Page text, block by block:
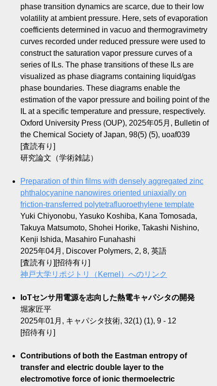
phase transition dynamics are scarce, due to their low
volatility at ambient pressure. Here, sets of evaporation
coefficients determined in vacuo and thermogravimetry
curves recorded under reduced pressure were used to
construct the saturation vapor pressure curves of a
series of ILs. The phase transitions of these ILs are
visualized as phase diagrams containing liquid/gas
phase boundaries. These diagrams enable the
estimation of the vapor pressure and boiling point of the
IL at a specific temperature and pressure, respectively.
Oxford University Press (OUP), 2025年05月, Bulletin of
the Chemical Society of Japan, 98(5) (5), uoaf039
[査読有り]
研究論文（学術雑誌）
Preparation of thin films with densely aggregated zinc
phthalocyanine nanowires oriented uniaxially on
friction-transferred polytetrafluoroethylene template
Yuki Chiyonobu, Yasuko Koshiba, Kana Tomosada,
Takuya Matsumoto, Shohei Horike, Takashi Nishino,
Kenji Ishida, Masahiro Funahashi
2025年04月, Discover Polymers, 2, 8, 英語
[査読有り][招待有り]
神戸大学リポジトリ（Kernel）へのリンク
IoTセンサ用電源を志向した熱電キャパシタの開発
堀家匠平
2025年01月, キャパシタ技術, 32(1) (1), 9 - 12
[招待有り]
Contributions of both the Eastman entropy of
transfer and electric double layer to the
electromotive force of ionic thermoelectric